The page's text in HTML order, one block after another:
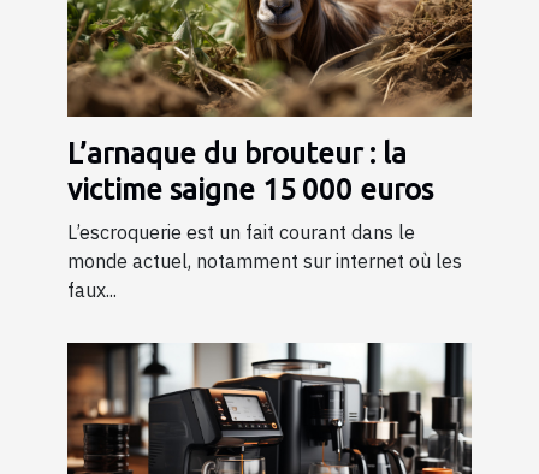
L’arnaque du brouteur : la
victime saigne 15 000 euros
L’escroquerie est un fait courant dans le
monde actuel, notamment sur internet où les
faux...